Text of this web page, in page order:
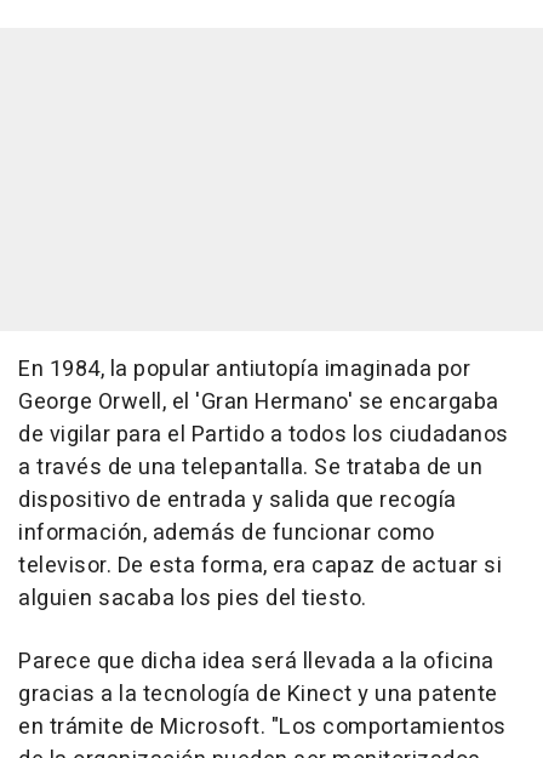
En 1984, la popular antiutopía imaginada por
George Orwell, el 'Gran Hermano' se encargaba
de vigilar para el Partido a todos los ciudadanos
a través de una telepantalla. Se trataba de un
dispositivo de entrada y salida que recogía
información, además de funcionar como
televisor. De esta forma, era capaz de actuar si
alguien sacaba los pies del tiesto.
Parece que dicha idea será llevada a la oficina
gracias a la tecnología de Kinect y una patente
en trámite de Microsoft. "Los comportamientos